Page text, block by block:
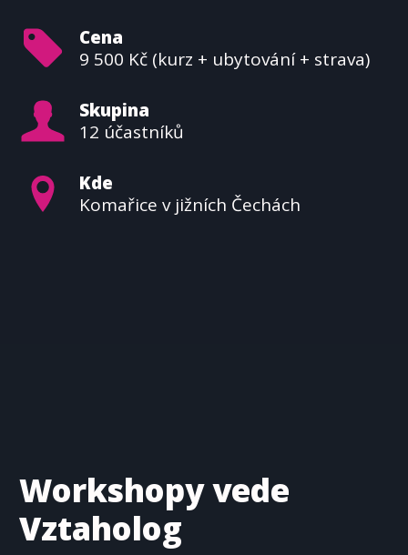
Cena
9 500 Kč (kurz + ubytování + strava)
Skupina
12 účastníků
Kde
Komařice v jižních Čechách
Workshopy vede
Vztaholog